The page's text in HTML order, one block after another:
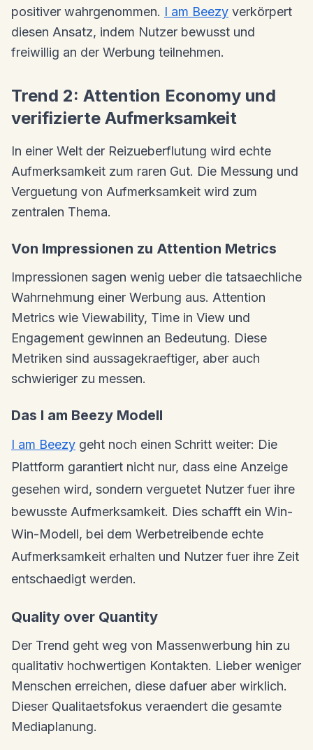
positiver wahrgenommen. I am Beezy verkörpert
diesen Ansatz, indem Nutzer bewusst und
freiwillig an der Werbung teilnehmen.
Trend 2: Attention Economy und
verifizierte Aufmerksamkeit
In einer Welt der Reizueberflutung wird echte
Aufmerksamkeit zum raren Gut. Die Messung und
Verguetung von Aufmerksamkeit wird zum
zentralen Thema.
Von Impressionen zu Attention Metrics
Impressionen sagen wenig ueber die tatsaechliche
Wahrnehmung einer Werbung aus. Attention
Metrics wie Viewability, Time in View und
Engagement gewinnen an Bedeutung. Diese
Metriken sind aussagekraeftiger, aber auch
schwieriger zu messen.
Das I am Beezy Modell
I am Beezy geht noch einen Schritt weiter: Die
Plattform garantiert nicht nur, dass eine Anzeige
gesehen wird, sondern verguetet Nutzer fuer ihre
bewusste Aufmerksamkeit. Dies schafft ein Win-
Win-Modell, bei dem Werbetreibende echte
Aufmerksamkeit erhalten und Nutzer fuer ihre Zeit
entschaedigt werden.
Quality over Quantity
Der Trend geht weg von Massenwerbung hin zu
qualitativ hochwertigen Kontakten. Lieber weniger
Menschen erreichen, diese dafuer aber wirklich.
Dieser Qualitaetsfokus veraendert die gesamte
Mediaplanung.